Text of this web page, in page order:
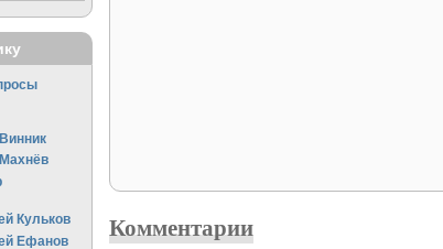
Комментарии
Кульков
Ефанов